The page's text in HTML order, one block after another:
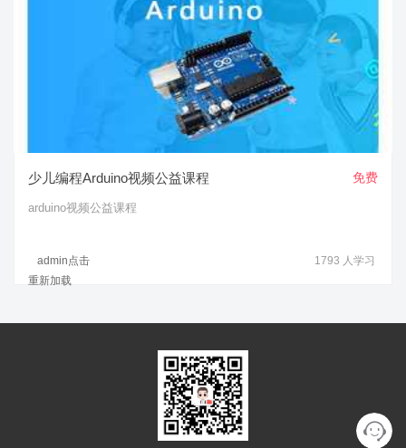
少儿编程Arduino视频公益课程 免费
arduino视频公益课程
admin 点击
重新加载
1793 人学习